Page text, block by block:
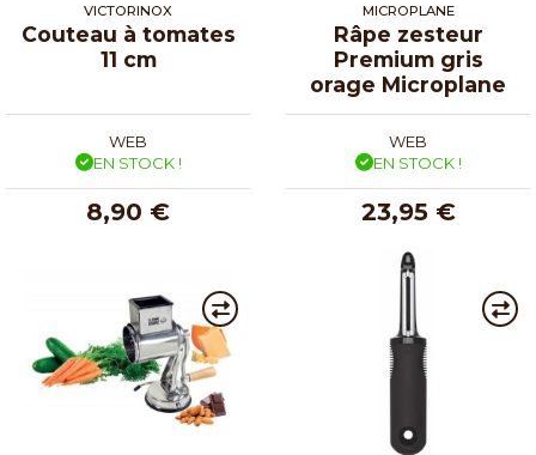
VICTORINOX
Couteau à tomates
11 cm
WEB
EN STOCK !
8,90 €
MICROPLANE
Râpe zesteur
Premium gris
orage Microplane
WEB
EN STOCK !
23,95 €